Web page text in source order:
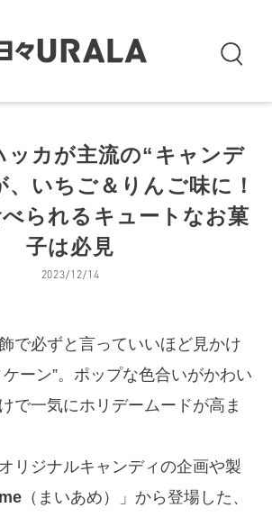
ッカが主流の“キャンデ
、いちご＆りんご味に！
られるキュートなお菓
子は必見
2023/12/14
で必ずと言っていいほど見かけ
ケーン”。ポップな色合いがかわい
で一気にホリデームードが高ま
リジナルキャンディの企画や製
（まいあめ）」から登場した、